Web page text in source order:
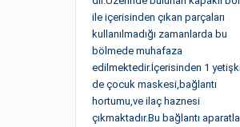
ile içerisinden çıkan parçaları
kullanılmadığı zamanlarda bu
bölmede muhafaza
edilmektedir.İçerisinden 1
de çocuk maskesi,bağlantı
hortumu,ve ilaç haznesi
çıkmaktadır.Bu bağlantı